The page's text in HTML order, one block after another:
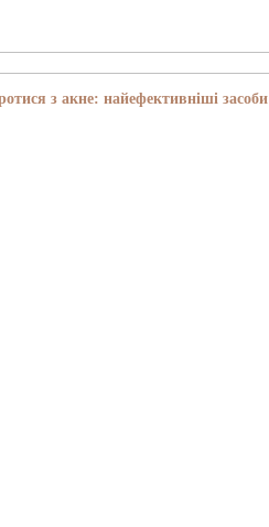
з акне: найефективніші засоби